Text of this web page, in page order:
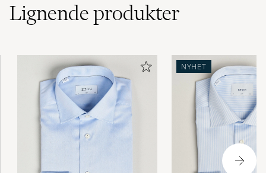
Lignendeprodukter
NYHET